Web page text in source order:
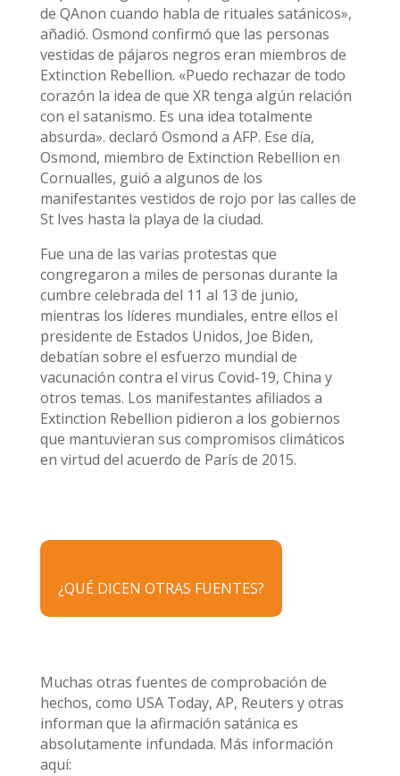
de QAnon cuando habla de rituales satánicos»,
añadió. Osmond confirmó que las personas
vestidas de pájaros negros eran miembros de
Extinction Rebellion. «Puedo rechazar de todo
corazón la idea de que XR tenga algún relación
con el satanismo. Es una idea totalmente
absurda». declaró Osmond a AFP. Ese día,
Osmond, miembro de Extinction Rebellion en
Cornualles, guió a algunos de los
manifestantes vestidos de rojo por las calles de
St Ives hasta la playa de la ciudad.
Fue una de las varias protestas que
congregaron a miles de personas durante la
cumbre celebrada del 11 al 13 de junio,
mientras los líderes mundiales, entre ellos el
presidente de Estados Unidos, Joe Biden,
debatían sobre el esfuerzo mundial de
vacunación contra el virus Covid-19, China y
otros temas. Los manifestantes afiliados a
Extinction Rebellion pidieron a los gobiernos
que mantuvieran sus compromisos climáticos
en virtud del acuerdo de París de 2015.
¿QUÉ DICEN OTRAS FUENTES?
Muchas otras fuentes de comprobación de
hechos, como USA Today, AP, Reuters y otras
informan que la afirmación satánica es
absolutamente infundada. Más información
aquí: